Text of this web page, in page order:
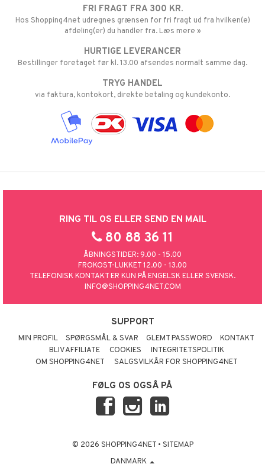
FRI FRAGT FRA 300 KR.
Hos Shopping4net udregnes grænsen for fri fragt ud fra hvilken(e)
afdeling(er) du handler fra. Læs mere »
HURTIGE LEVERANCER
Bestillinger foretaget før kl. 13.00 afsendes normalt samme dag.
TRYG HANDEL
via faktura, kontokort, direkte betaling og kundekonto.
RING TIL OS ELLER SEND EN MAIL
80 88 36 11
ÅBNINGSTIDER: 9.00 - 15.00
FROKOST-LUKKET 12.00 - 13.00
TELEFONISK KONTAKT ER KUN PÅ ENGELSK ELLER SVENSK.
INFO@SHOPPING4NET.COM
SUPPORT
MIN PROFIL SPØRGSMÅL & SVAR GLEMT PASSWORD
KONTAKT
BLIV AFFILIATE
COOKIES
INTEGRITETSPOLITIK
OM SHOPPING4NET
SALGSVILKÅR FOR SHOPPING4NET
FØLG OS OGSÅ PÅ
© 2026 SHOPPING4NET • SITEMAP
DANMARK